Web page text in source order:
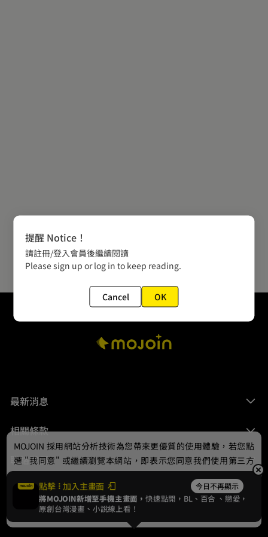
最新消息
相關條款
聯絡我們
© 2024 gamania Digital Entertainment Co., Ltd.
點擊 加入主畫面 今日不再顯示
將MOJOIN新增至手機主畫面，快速點開，BL、 百合 、戀愛，
原創台灣漫畫、小說線上看！
MOJOIN 採用網站分析技術為您帶來更優質的使用體驗，若您點
選 "我同意" 或繼續瀏覽本網站，即表示您同意我們使用第三方
Cookie，欲瞭解更多資訊請見隱私權政策。
我同意
提醒 Notice！
請註冊/登入會員後繼續閱讀
Please sign up or log in to keep reading.
Cancel OK